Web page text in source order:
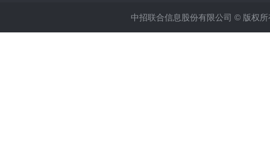
中招联合信息股份有限公司 © 版权